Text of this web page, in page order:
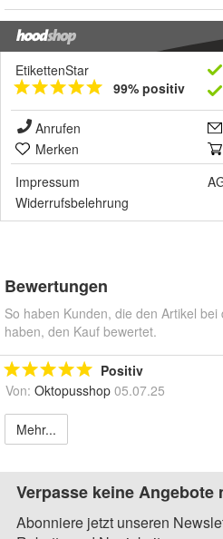
EtikettenStar
99% positiv
Anrufen
Merken
Impressum
Widerrufsbelehrung
Bewertungen
So haben Kunden, die den Artikel
haben, den Kauf bewertet.
Positiv
Von: Oktopusshop 05.07.25
Mehr...
Verpasse keine Angebote
Abonniere jetzt unseren